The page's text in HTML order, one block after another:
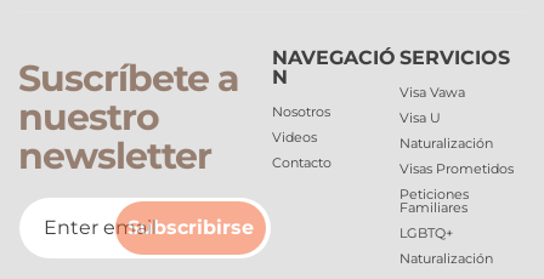
Suscríbete a
nuestro
newsletter
Subscribirse
NAVEGACIÓ
N
Nosotros
Videos
Contacto
SERVICIOS
Visa Vawa
Visa U
Naturalización
Visas Prometidos
Peticiones
Familiares
LGBTQ+
Naturalización